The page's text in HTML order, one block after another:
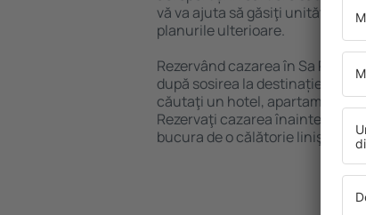
vă va ajuta să găsiţi unităţi de
planurile ulterioare.
Rezervând cazarea în Sa Pobla
după sosirea la destinație vă
căutaţi un hotel, apartament
Rezervaţi cazarea înainte de
bucura de o călătorie liniştită.